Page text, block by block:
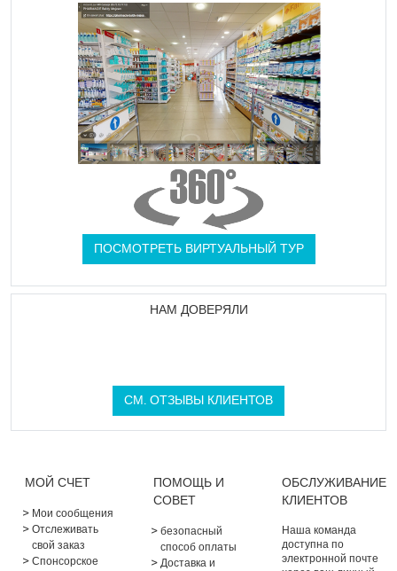
ПОСМОТРЕТЬ ВИРТУАЛЬНЫЙ ТУР
НАМ ДОВЕРЯЛИ
СМ. ОТЗЫВЫ КЛИЕНТОВ
МОЙ СЧЕТ
Мои сообщения
Отслеживать
свой заказ
Спонсорское
ПОМОЩЬ И
СОВЕТ
безопасный
способ оплаты
Доставка и
ОБСЛУЖИВАНИЕ
КЛИЕНТОВ
Наша команда
доступна по
электронной почте